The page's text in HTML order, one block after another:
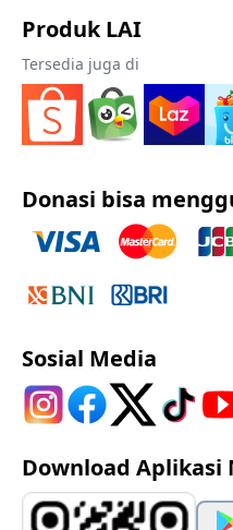
Produk LAI
Tersedia juga di
Donasi bisa
Sosial Media
Download Aplikasi